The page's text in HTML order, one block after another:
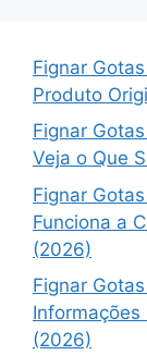
Fignar
Produto
Fignar
Veja o Que
Fignar
Funciona a
(2026)
Fignar
(2026)